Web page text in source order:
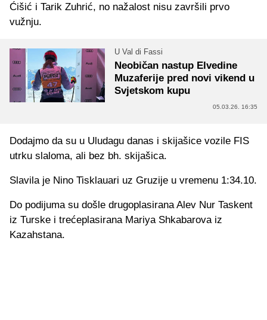
Ćišić i Tarik Zuhrić, no nažalost nisu završili prvo
vužnju.
U Val di Fassi
Neobičan nastup Elvedine
Muzaferije pred novi vikend u
Svjetskom kupu
05.03.26. 16:35
Dodajmo da su u Uludagu danas i skijašice vozile FIS
utrku slaloma, ali bez bh. skijašica.
Slavila je Nino Tisklauari uz Gruzije u vremenu 1:34.10.
Do podijuma su došle drugoplasirana Alev Nur Taskent
iz Turske i trećeplasirana Mariya Shkabarova iz
Kazahstana.